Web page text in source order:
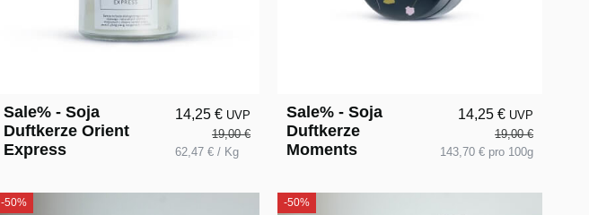
Sale% - Soja
Duftkerze Orient
Express
14,25 € UVP
19,00 €
62,47 € / Kg
Sale% - Soja
Duftkerze
Moments
14,25 € UVP
19,00 €
143,70 € pro 100g
-50% -50%